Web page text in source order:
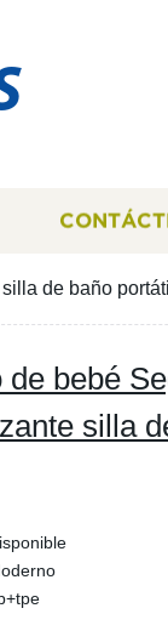
de baño
bebé
silla